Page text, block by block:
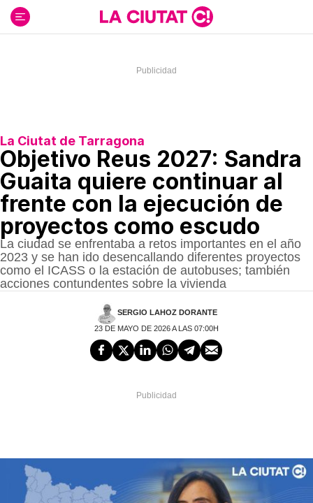
contenido
La Ciutat de Tarragona
Objetivo Reus 2027: Sandra
Guaita quiere continuar al
frente con la ejecución de
proyectos como escudo
La ciudad se enfrentaba a retos importantes en el año
2023 y se han ido desencallando diferentes proyectos
como el ICASS o la estación de autobuses; también
acciones contundentes sobre la vivienda
SERGIO LAHOZ DORANTE
23 DE MAYO DE 2026 A LAS 07:00H